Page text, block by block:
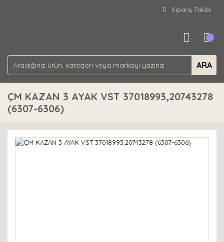
Sipariş Takibi
ARA
ÇM KAZAN 3 AYAK VST 37018993,20743278
(6307-6306)